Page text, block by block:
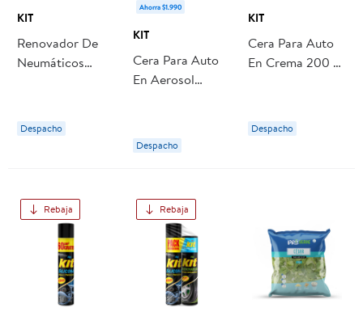
KIT
Renovador De
Neumáticos
KIT
Despacho
Ahorra $1.990
KIT
Cera Para Auto
En Aerosol
Despacho
KIT
Cera Para Auto
En Crema 200 g
Despacho
Rebaja Rebaja